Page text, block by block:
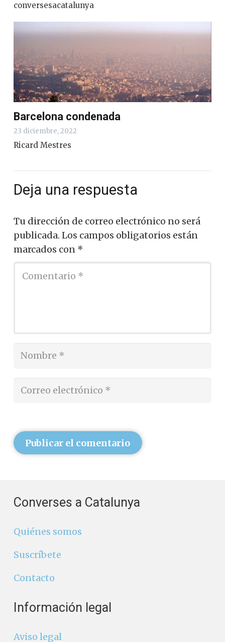
conversesacatalunya
Barcelona condenada
23 diciembre, 2022
Ricard Mestres
Deja una respuesta
Tu dirección de correo electrónico no será
publicada. Los campos obligatorios están
marcados con *
Publicar el comentario
Converses a Catalunya
Quiénes somos
Suscríbete
Contacto
Información legal
Aviso legal